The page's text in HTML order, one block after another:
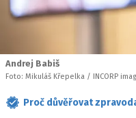
Andrej Babiš
Foto: Mikuláš Křepelka / INCORP
Proč důvěřovat